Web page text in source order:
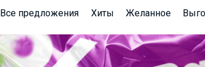
Все предложения Хиты Желанное